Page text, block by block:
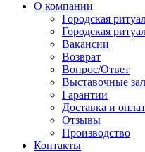
О компании
Городская
Городская
Вакансии
Возврат
Вопрос/Ответ
Выставочные
Гарантии
Доставка и
Отзывы
Производство
Контакты